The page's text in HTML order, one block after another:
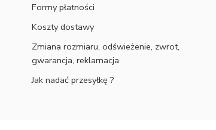
Formy płatności
Koszty dostawy
Zmiana rozmiaru, odświeżenie, zwrot,
gwarancja, reklamacja
Jak nadać przesyłkę ?